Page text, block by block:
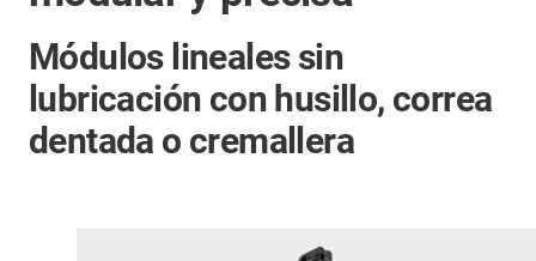
Módulos lineales sin
lubricación con husillo, correa
dentada o cremallera